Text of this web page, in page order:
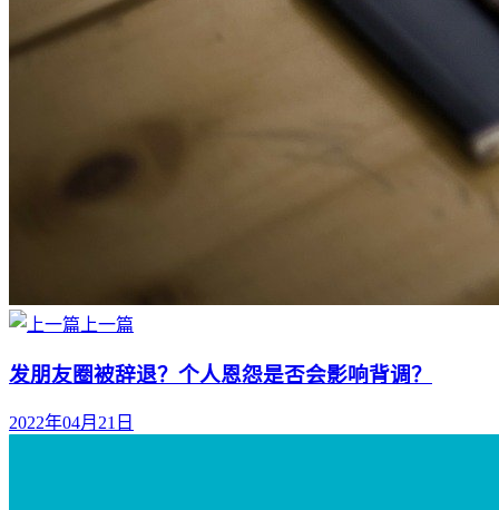
上一篇
发朋友圈被辞退？个人恩怨是否会影响背调？
2022年04月21日